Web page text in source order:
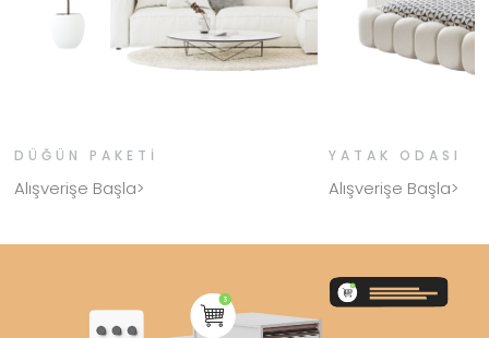
DÜĞÜN PAKETI
Alışverişe Başla>
YATAK ODASI
Alışverişe Başla>